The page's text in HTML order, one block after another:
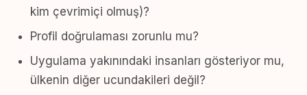
kim çevrimiçi olmuş)?
Profil doğrulaması zorunlu mu?
Uygulama yakınındaki insanları gösteriyor mu,
ülkenin diğer ucundakileri değil?